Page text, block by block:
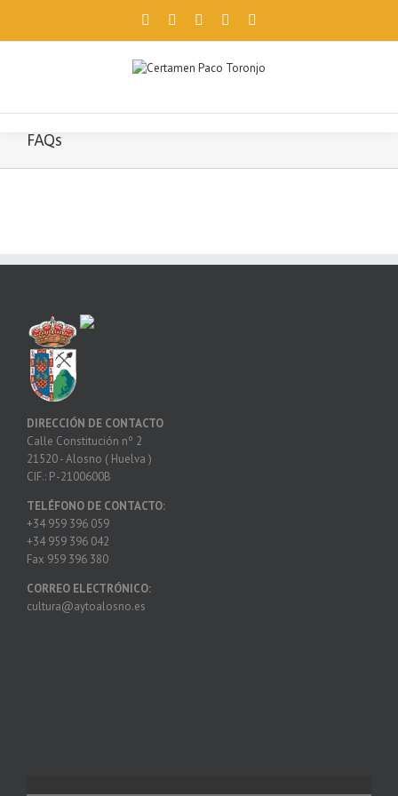
Facebook
TwitterInstagramPinterest
FAQs
DIRECCIÓN DE CONTACTO
Calle Constitución nº 2
21520 - Alosno ( Huelva )
CIF.: P -2100600B
TELÉFONO DE CONTACTO:
+34 959 396 059
+34 959 396 042
Fax 959 396 380
CORREO ELECTRÓNICO:
cultura@aytoalosno.es
Utilizamos cookies propias y de terceros para ofrecerte una mejor
navegación. Si continúas, consideramos que aceptas su uso.